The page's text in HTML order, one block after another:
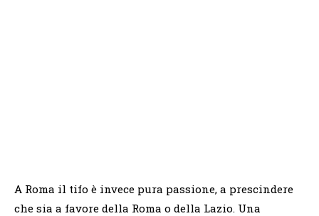
A Roma il tifo è invece pura passione, a prescindere
che sia a favore della Roma o della Lazio. Una